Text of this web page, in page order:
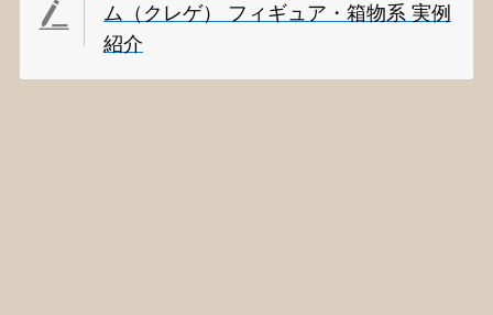
ム（クレゲ） フィギュア・箱物系 実例
紹介